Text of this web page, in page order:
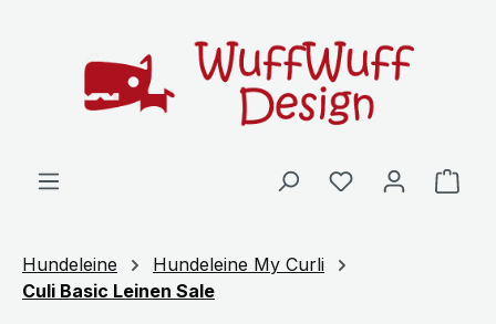
Hundeleine
Hundeleine My Curli
Culi Basic Leinen Sale